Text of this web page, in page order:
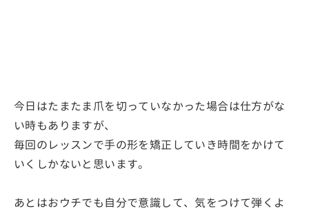
今日はたまたま爪を切っていなかった場合は仕方がな
い時もありますが、
毎回のレッスンで手の形を矯正していき時間をかけて
いくしかないと思います。
あとはおウチでも自分で意識して、気をつけて弾くよ